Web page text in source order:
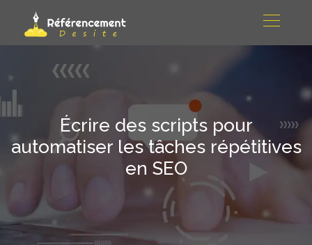
Écrire des scripts pour
automatiser les tâches répétitives
en SEO